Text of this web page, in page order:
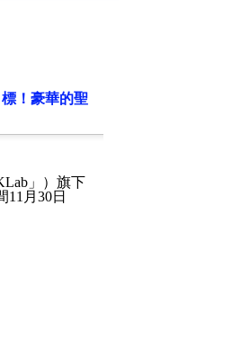
！豪華的聖
」）旗下
11 月 30日